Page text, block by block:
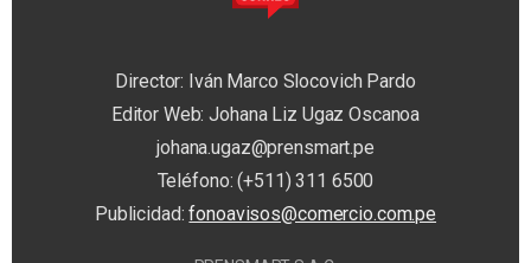
Director: Iván Marco Slocovich Pardo
Editor Web: Johana Liz Ugaz Oscanoa
johana.ugaz@prensmart.pe
Teléfono: (+511) 311 6500
Publicidad:fonoavisos@comercio.com.pe